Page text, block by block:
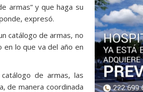
armas” y que haga su
expresó.
catálogo de armas, no
en lo que va del año en
de armas, las
de manera coordinada